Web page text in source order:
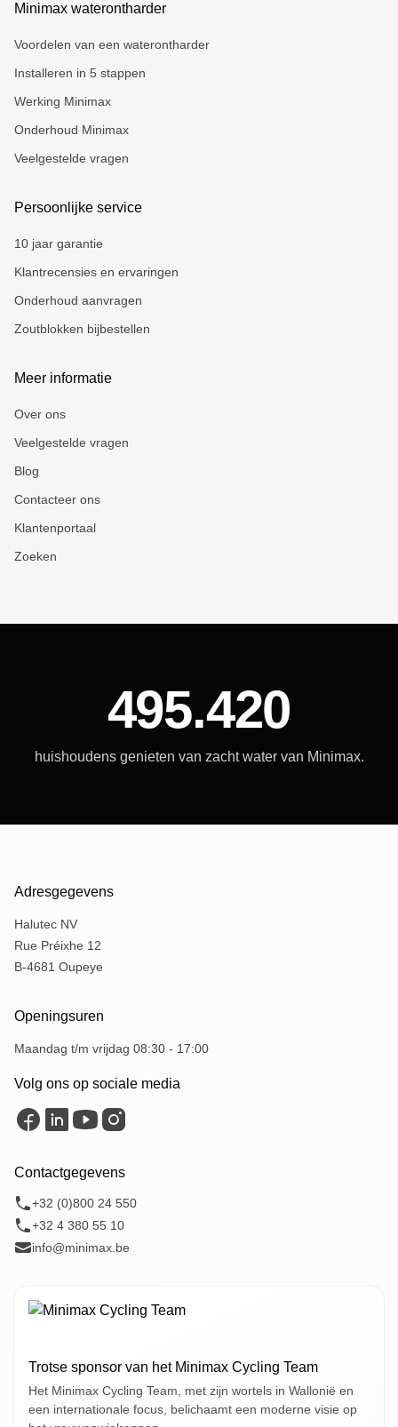
Minimax waterontharder
Voordelen van een waterontharder
Installeren in 5 stappen
Werking Minimax
Onderhoud Minimax
Veelgestelde vragen
Persoonlijke service
10 jaar garantie
Klantrecensies en ervaringen
Onderhoud aanvragen
Zoutblokken bijbestellen
Meer informatie
Over ons
Veelgestelde vragen
Blog
Contacteer ons
Klantenportaal
Zoeken
495.420
huishoudens genieten van zacht water van Minimax.
Adresgegevens
Halutec NV
Rue Préixhe 12
B-4681 Oupeye
Openingsuren
Maandag t/m vrijdag 08:30 - 17:00
Volg ons op sociale media
Contactgegevens
+32 (0)800 24 550
+32 4 380 55 10
info@minimax.be
Trotse sponsor van het Minimax Cycling Team
Het Minimax Cycling Team, met zijn wortels in Wallonië en
een internationale focus, belichaamt een moderne visie op